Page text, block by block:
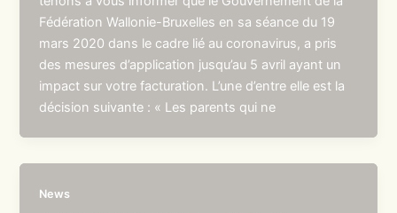
Fédération Wallonie-Bruxelles en sa séance du 19
mars 2020 dans le cadre lié au coronavirus, a pris
des mesures d’application jusqu’au 5 avril ayant un
impact sur votre facturation. L’une d’entre elle est la
décision suivante : « Les parents qui ne
News